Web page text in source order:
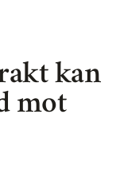
kan
mot